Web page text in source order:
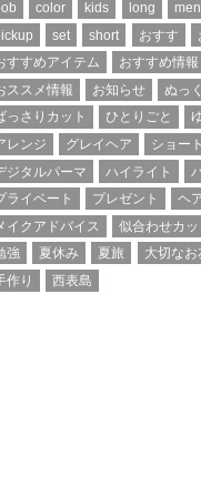
color kids long
set short おすす
すすめアイテム
おすすめ情報
ススメ情報
お知らせ ぬっく
っさりカット
ひとりごと
レンジ
グレイヘア ショート
ジタルパーマ
ハイライト
ライベート
プレゼント ヘ
イクアドバイス
似合わせカッ
強
夏休み 夏旅 大切なお
作り
西表島